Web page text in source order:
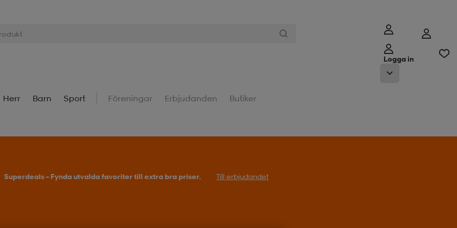
Logga in
Herr Barn Sport Föreningar Erbjudanden Butiker
Superdeals – Fynda utvalda favoriter till extra bra priser. Till erbjudandet